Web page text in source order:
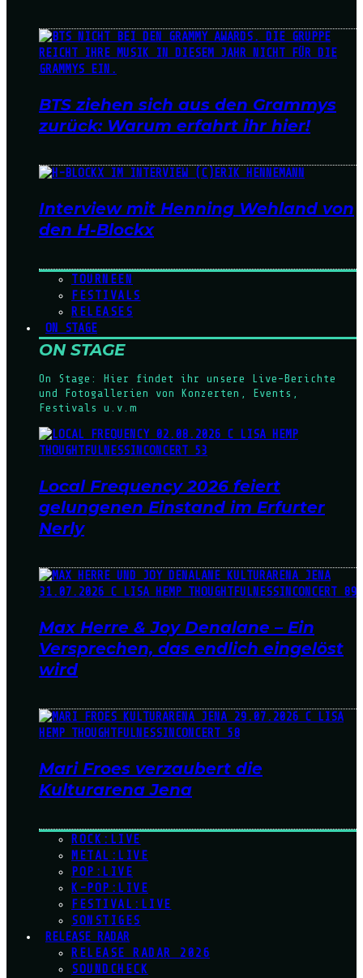
BTS ziehen sich aus den Grammys
zurück: Warum erfahrt ihr hier!
Interview mit Henning Wehland von
den H-Blockx
TOURNEEN
FESTIVALS
RELEASES
ON STAGE
ON STAGE
On Stage: Hier findet ihr unsere Live-Berichte
und Fotogallerien von Konzerten, Events,
Festivals u.v.m
Local Frequency 2026 feiert
gelungenen Einstand im Erfurter
Nerly
Max Herre & Joy Denalane – Ein
Versprechen, das endlich eingelöst
wird
Mari Froes verzaubert die
Kulturarena Jena
ROCK:LIVE
METAL:LIVE
POP:LIVE
K-POP:LIVE
FESTIVAL:LIVE
SONSTIGES
RELEASE RADAR
RELEASE RADAR 2026
SOUNDCHECK